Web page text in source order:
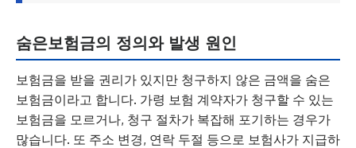
숨은보험금의 정의와 발생 원인
보험금을 받을 권리가 있지만 청구하지 않은 금액을 숨은
보험금이라고 합니다. 가령 보험 계약자가 청구할 수 있는
보험금을 모르거나, 청구 절차가 복잡해 포기하는 경우가
많습니다. 또 주소 변경, 연락 두절 등으로 보험사가 지급하